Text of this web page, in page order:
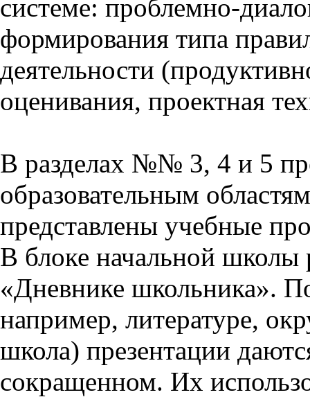
системе: проблемно-
формирования типа
деятельности
оценивания, проектная
В разделах №№ 3, 4 и 5
образовательным
представлены учебные
В блоке начальной школы
«Дневнике школьника».
например, литературе,
школа) презентации
сокращенном. Их